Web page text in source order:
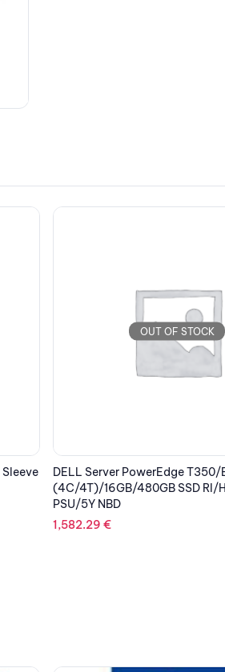
LEXMARK Toner Standard